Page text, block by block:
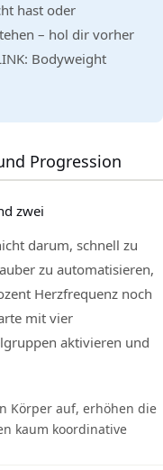
hast oder
– hol dir vorher
Bodyweight
Progression
zwei
darum, schnell zu
zu automatisieren,
Herzfrequenz noch
mit vier
aktivieren und
Körper auf, erhöhen die
kaum koordinative